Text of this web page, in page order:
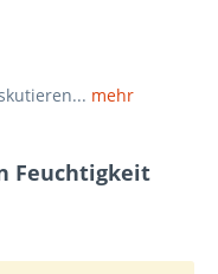
mehr
Feuchtigkeit